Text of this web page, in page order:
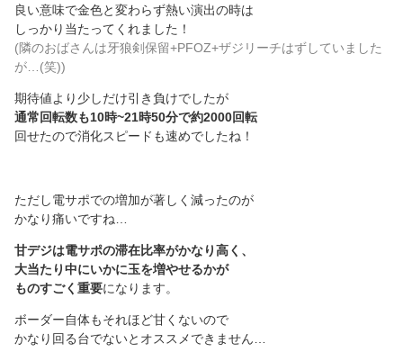
良い意味で金色と変わらず熱い演出の時は
しっかり当たってくれました！
(隣のおばさんは牙狼剣保留+PFOZ+ザジリーチはずしていました
が…(笑))
期待値より少しだけ引き負けでしたが
通常回転数も10時~21時50分で約2000回転
回せたので消化スピードも速めでしたね！
ただし電サポでの増加が著しく減ったのが
かなり痛いですね…
甘デジは電サポの滞在比率がかなり高く、
大当たり中にいかに玉を増やせるかが
ものすごく重要になります。
ボーダー自体もそれほど甘くないので
かなり回る台でないとオススメできません…